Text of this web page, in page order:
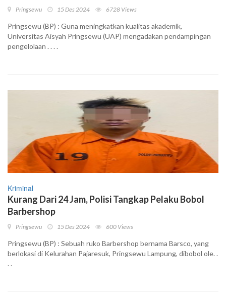
Pringsewu 15 Des 2024 6728 Views
Pringsewu (BP) : Guna meningkatkan kualitas akademik,
Universitas Aisyah Pringsewu (UAP) mengadakan pendampingan
pengelolaan . . . .
Kriminal
Kurang Dari 24 Jam, Polisi Tangkap Pelaku Bobol
Barbershop
Pringsewu 15 Des 2024 600 Views
Pringsewu (BP) : Sebuah ruko Barbershop bernama Barsco, yang
berlokasi di Kelurahan Pajaresuk, Pringsewu Lampung, dibobol ole. .
. .